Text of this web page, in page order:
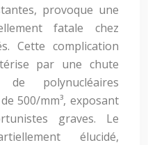
provoque une
fatale chez
Cette complication
par une chute
polynucléaires
500/mm³, exposant
graves. Le
élucidé,